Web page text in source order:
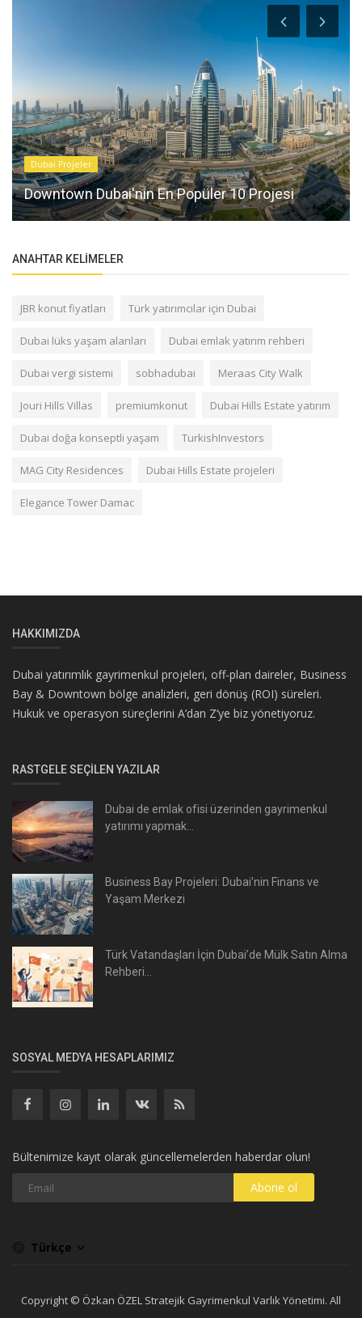
Dubai Projeler
Downtown Dubai'nin En Popüler 10 Projesi
ANAHTAR KELIMELER
JBR konut fiyatları Türk yatırımcılar için Dubai
Dubai lüks yaşam alanları Dubai emlak yatırım rehberi
Dubai vergi sistemi sobhadubai Meraas City Walk
Jouri Hills Villas premiumkonut Dubai Hills Estate yatırım
Dubai doğa konseptli yaşam TurkishInvestors
MAG City Residences Dubai Hills Estate projeleri
Elegance Tower Damac
HAKKIMIZDA
Dubai yatırımlık gayrimenkul projeleri, off-plan daireler, Business
Bay & Downtown bölge analizleri, geri dönüş (ROI) süreleri.
Hukuk ve operasyon süreçlerini A’dan Z’ye biz yönetiyoruz.
RASTGELE SEÇILEN YAZILAR
Dubai de emlak ofisi üzerinden gayrimenkul
yatırımı yapmak...
Business Bay Projeleri: Dubai’nin Finans ve
Yaşam Merkezi
Türk Vatandaşları İçin Dubai’de Mülk Satın Alma
Rehberi...
SOSYAL MEDYA HESAPLARIMIZ
Bültenimize kayıt olarak güncellemelerden haberdar olun!
Abone ol
Türkçe
Copyright © Özkan ÖZEL Stratejik Gayrimenkul Varlık Yönetimi. All